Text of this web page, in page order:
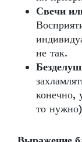
Свечи
не так.
конечно,
то